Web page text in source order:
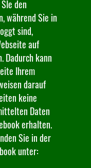
den
während Sie in
sind,
auf
Dadurch kann
Ihrem
darauf
keine
Daten
erhalten.
Sie in der
unter: